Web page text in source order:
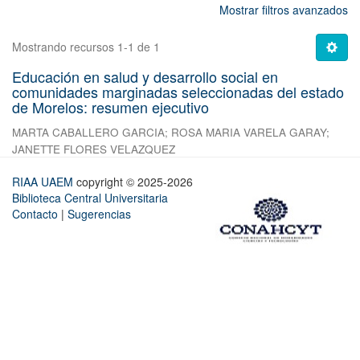
Mostrar filtros avanzados
Mostrando recursos 1-1 de 1
Educación en salud y desarrollo social en
comunidades marginadas seleccionadas del estado
de Morelos: resumen ejecutivo
MARTA CABALLERO GARCIA; ROSA MARIA VARELA GARAY;
JANETTE FLORES VELAZQUEZ
RIAA UAEM copyright © 2025-2026
Biblioteca Central Universitaria
Contacto | Sugerencias